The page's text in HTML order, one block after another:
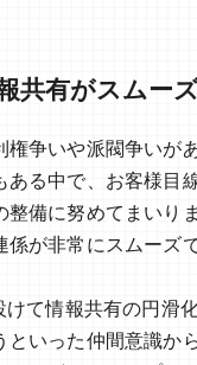
共有がスムー
争いや派閥争いが
る中で、お客様目
備に努めてまいり
が非常にスムーズ
て情報共有の円滑
いった仲間意識か